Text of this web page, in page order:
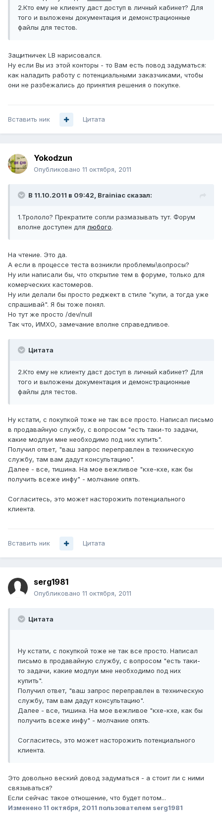
2.Кто ему не клиенту даст доступ в личный кабинет? Для
того и выложены документация и демонстрационные
файлы для тестов.
Защитничек LB нарисовался.
Ну если Вы из этой конторы - то Вам есть повод задуматься:
как наладить работу с потенциальными заказчиками, чтобы
они не разбежались до принятия решения о покупке.
Вставить ник Цитата
Yokodzun
Опубликовано 11 октября, 2011
В 11.10.2011 в 09:42, Brainiac сказал:
1.Трололо? Прекратите сопли размазывать тут. Форум
вполне доступен для любого.
На чтение. Это да.
А если в процессе теста возникли проблемы\вопросы?
Ну или написали бы, что открытие тем в форуме, только для
комерческих кастомеров.
Ну или делали бы просто реджект в стиле "купи, а тогда уже
спрашивай". Я бы тоже понял.
Но тут же просто /dev/null
Так что, ИМХО, замечание вполне справедливое.
Цитата
2.Кто ему не клиенту даст доступ в личный кабинет? Для
того и выложены документация и демонстрационные
файлы для тестов.
Ну кстати, с покупкой тоже не так все просто. Написал письмо
в продавайную службу, с вопросом "есть таки-то задачи,
какие модлуи мне необходимо под них купить".
Получил ответ, "ваш запрос переправлен в техническую
службу, там вам дадут консультацию".
Далее - все, тишина. На мое вежливое "кхе-кхе, как бы
получить всеже инфу" - молчание опять.
Согласитесь, это может насторожить потенциального
клиента.
Вставить ник Цитата
serg1981
Опубликовано 11 октября, 2011
Цитата
Ну кстати, с покупкой тоже не так все просто. Написал
письмо в продавайную службу, с вопросом "есть таки-
то задачи, какие модлуи мне необходимо под них
купить".
Получил ответ, "ваш запрос переправлен в техническую
службу, там вам дадут консультацию".
Далее - все, тишина. На мое вежливое "кхе-кхе, как бы
получить всеже инфу" - молчание опять.
Согласитесь, это может насторожить потенциального
клиента.
Это довольно веский довод задуматься - а стоит ли с ними
связываться?
Если сейчас такое отношение, что будет потом...
Изменено 11 октября, 2011 пользователем serg1981